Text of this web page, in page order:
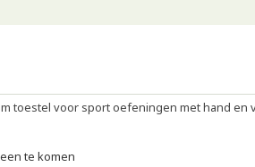
toestel voor sport oefeningen met hand en
te komen